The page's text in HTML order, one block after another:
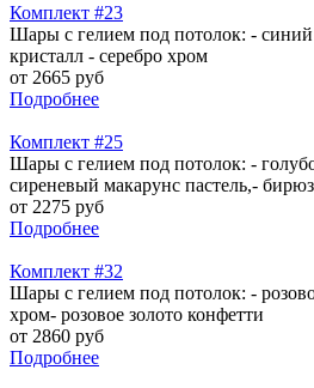
Комплект #23
Шары с гелием под потолок: - синий
кристалл - серебро хром
от 2665 руб
Подробнее
Комплект #25
Шары с гелием под потолок: -
сиреневый макарунс пастель,-
от 2275 руб
Подробнее
Комплект #32
Шары с гелием под потолок: -
хром- розовое золото конфетти
от 2860 руб
Подробнее